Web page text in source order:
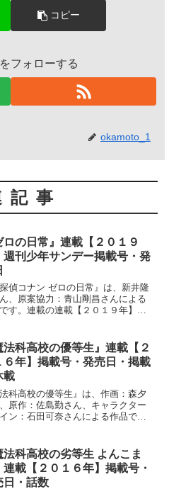
コピー
フォローする
okamoto_1
記事
ロの日常』連載【２０１９
週刊少年サンデー掲載号・発
探偵コナン ゼロの日常』は、新井隆
、原案協力：青山剛昌さんによる
す。連載の連載【２０１９年】週
法科高校の優等生』連載【２
６年】掲載号・発売日・掲載
載
法科高校の優等生』は、作画：森夕
原作：佐島勤さん、キャラクター
ン：石田可奈さんによる作品で
載について、詳しく紹介しています
法科高校の劣等生 よんこま
連載【２０１６年】掲載号・
日・話数